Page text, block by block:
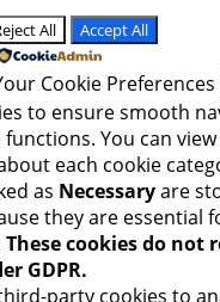
All Accept All
Cookie Preferences
to ensure smooth
You can
each cookie
as Necessaryare
they are essential
These cookies do not
GDPR.
party cookies to